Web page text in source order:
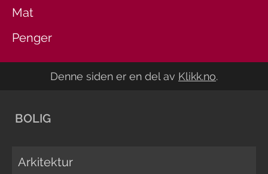
Mat
Penger
Denne siden er en del av Klikk.no.
BOLIG
Arkitektur